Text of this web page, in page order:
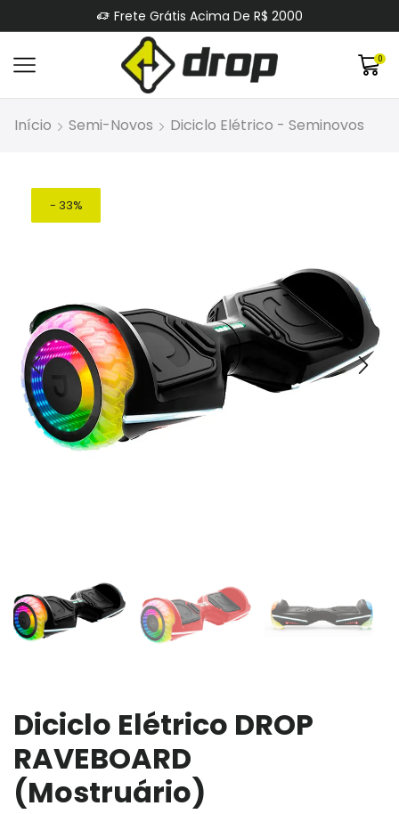
Frete Grátis Acima De R$ 2000
0
Início Semi-Novos Diciclo Elétrico - Seminovos
- 33%
Diciclo Elétrico DROP
RAVEBOARD
(Mostruário)